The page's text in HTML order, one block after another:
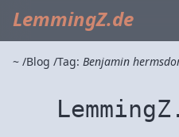
LemmingZ.de
~ Blog Tag: Benjamin